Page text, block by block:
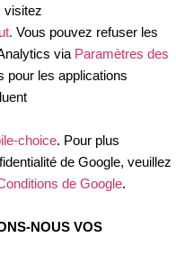
visitez
. Vous pouvez refuser les
via Paramètres des
pour les applications
choice. Pour plus
de Google, veuillez
de Google.
NOUS VOS